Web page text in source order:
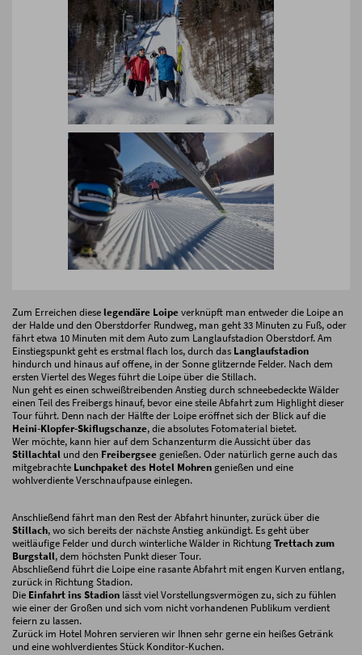
Zum Erreichen dieselegendäre Loipeverknüpft man entweder die Loipe an
der Halde und den Oberstdorfer Rundweg, man geht 33 Minuten zu Fuß, oder
fährt etwa 10 Minuten mit dem Auto zum Langlaufstadion Oberstdorf. Am
Einstiegspunkt geht es erstmal flach los, durch das Langlaufstadion
hindurch und hinaus auf offene, in der Sonne glitzernde Felder. Nach dem
ersten Viertel des Weges führt die Loipe über die Stillach.
Nun geht es einen schweißtreibenden Anstieg durch schneebedeckte Wälder
einen Teil des Freibergs hinauf, bevor eine steile Abfahrt zum Highlight dieser
Tour führt. Denn nach der Hälfte der Loipe eröffnet sich der Blick auf die
Heini-Klopfer-Skiflugschanze, die absolutes Fotomaterial bietet.
Wer möchte, kann hier auf dem Schanzenturm die Aussicht über das
Stillachtal und den Freibergsee genießen. Oder natürlich gerne auch das
mitgebrachte Lunchpaket des Hotel Mohren genießen und eine
wohlverdiente Verschnaufpause einlegen.
Anschließend fährt man den Rest der Abfahrt hinunter, zurück über die
Stillach, wo sich bereits der nächste Anstieg ankündigt. Es geht über
weitläufige Felder und durch winterliche Wälder in RichtungTrettach zum
Burgstall, dem höchsten Punkt dieser Tour.
Abschließend führt die Loipe eine rasante Abfahrt mit engen Kurven entlang,
zurück in Richtung Stadion.
Die Einfahrt ins Stadion lässt viel Vorstellungsvermögen zu, sich zu fühlen
wie einer der Großen und sich vom nicht vorhandenen Publikum verdient
feiern zu lassen.
Zurück im Hotel Mohren servieren wir Ihnen sehr gerne ein heißes Getränk
und eine wohlverdientes Stück Konditor-Kuchen.